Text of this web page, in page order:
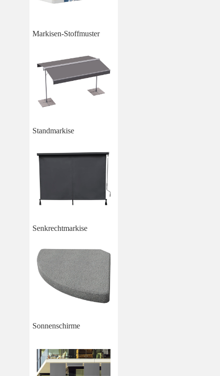
Markisen-Stoffmuster
Standmarkise
Senkrechtmarkise
Sonnenschirme